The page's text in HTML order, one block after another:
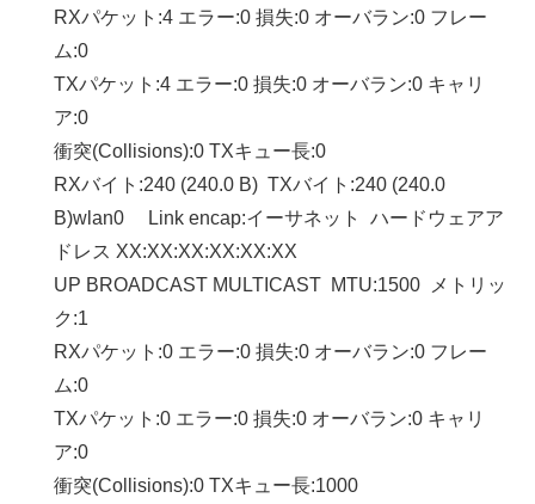
RXパケット:4 エラー:0 損失:0 オーバラン:0 フレー
ム:0
TXパケット:4 エラー:0 損失:0 オーバラン:0 キャリ
ア:0
衝突(Collisions):0 TXキュー長:0
RXバイト:240 (240.0 B) TXバイト:240 (240.0
B)wlan0 Link encap:イーサネット ハードウェアア
ドレス XX:XX:XX:XX:XX:XX
UP BROADCAST MULTICAST MTU:1500 メトリッ
ク:1
RXパケット:0 エラー:0 損失:0 オーバラン:0 フレー
ム:0
TXパケット:0 エラー:0 損失:0 オーバラン:0 キャリ
ア:0
衝突(Collisions):0 TXキュー長:1000